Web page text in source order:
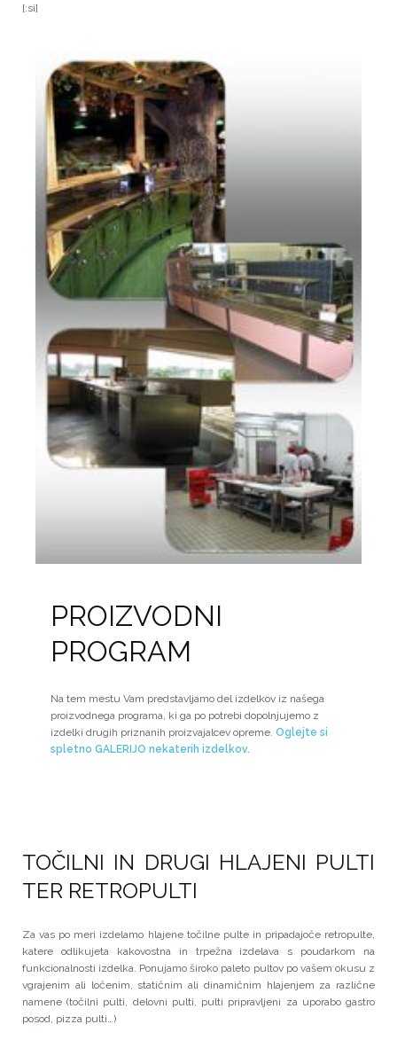
[:si]
PROIZVODNI
PROGRAM
Na tem mestu Vam predstavljamo del izdelkov iz našega
proizvodnega programa, ki ga po potrebi dopolnjujemo z
izdelki drugih priznanih proizvajalcev opreme. Oglejte si
spletno GALERIJO nekaterih izdelkov.
TOČILNI IN DRUGI HLAJENI PULTI
TER RETROPULTI
Za vas po meri izdelamo hlajene točilne pulte in pripadajoče retropulte,
katere odlikujeta kakovostna in trpežna izdelava s poudarkom na
funkcionalnosti izdelka. Ponujamo široko paleto pultov po vašem okusu z
vgrajenim ali ločenim, statičnim ali dinamičnim hlajenjem za različne
namene (točilni pulti, delovni pulti, pulti pripravljeni za uporabo gastro
posod, pizza pulti…)